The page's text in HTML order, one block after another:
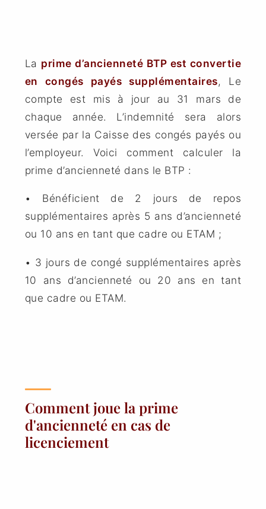
La prime d’ancienneté BTP est convertie
en congés payés supplémentaires, Le
compte est mis à jour au 31 mars de
chaque année. L’indemnité sera alors
versée par la Caisse des congés payés ou
l’employeur. Voici comment calculer la
prime d’ancienneté dans le BTP :
• Bénéficient de 2 jours de repos
supplémentaires après 5 ans d’ancienneté
ou 10 ans en tant que cadre ou ETAM ;
• 3 jours de congé supplémentaires après
10 ans d’ancienneté ou 20 ans en tant
que cadre ou ETAM.
Comment joue la prime
d'ancienneté en cas de
licenciement